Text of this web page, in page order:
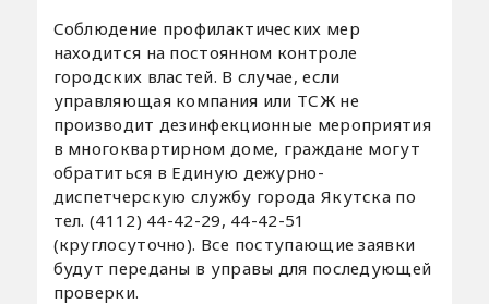
Соблюдение профилактических мер
находится на постоянном контроле
городских властей. В случае, если
управляющая компания или ТСЖ не
производит дезинфекционные мероприятия
в многоквартирном доме, граждане могут
обратиться в Единую дежурно-
диспетчерскую службу города Якутска по
тел. (4112) 44-42-29, 44-42-51
(круглосуточно). Все поступающие заявки
будут переданы в управы для последующей
проверки.